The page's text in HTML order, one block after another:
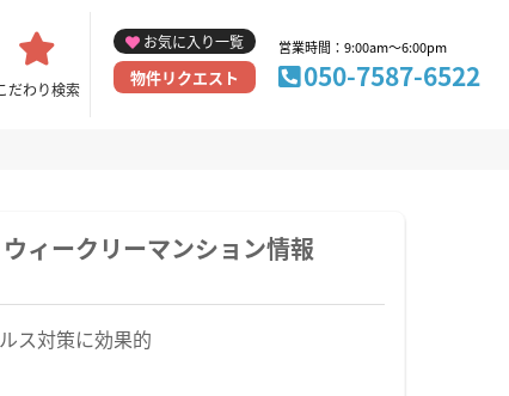
だわり検索
お気に入り一覧
物件リクエスト
営業時間：9:00am～6:00pm
050-7587-6522
ィークリーマンション情報
ス対策に効果的